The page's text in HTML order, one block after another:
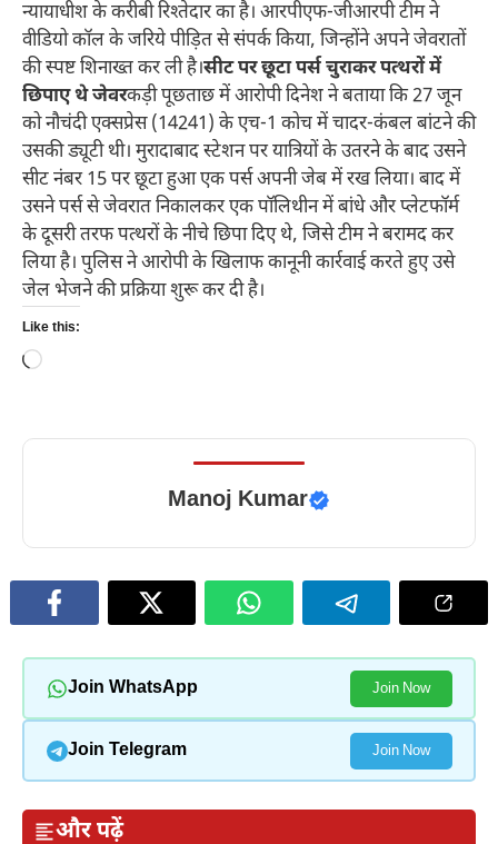
न्यायाधीश के करीबी रिश्तेदार का है। आरपीएफ-जीआरपी टीम ने
वीडियो कॉल के जरिये पीड़ित से संपर्क किया, जिन्होंने अपने जेवरातों
की स्पष्ट शिनाख्त कर ली है।सीट पर छूटा पर्स चुराकर पत्थरों में
छिपाए थे जेवरकड़ी पूछताछ में आरोपी दिनेश ने बताया कि 27 जून
को नौचंदी एक्सप्रेस (14241) के एच-1 कोच में चादर-कंबल बांटने की
उसकी ड्यूटी थी। मुरादाबाद स्टेशन पर यात्रियों के उतरने के बाद उसने
सीट नंबर 15 पर छूटा हुआ एक पर्स अपनी जेब में रख लिया। बाद में
उसने पर्स से जेवरात निकालकर एक पॉलिथीन में बांधे और प्लेटफॉर्म
के दूसरी तरफ पत्थरों के नीचे छिपा दिए थे, जिसे टीम ने बरामद कर
लिया है। पुलिस ने आरोपी के खिलाफ कानूनी कार्रवाई करते हुए उसे
जेल भेजने की प्रक्रिया शुरू कर दी है।
Like this:
Loading…
Manoj Kumar
Join WhatsApp Join Now
Join Telegram Join Now
और पढ़ें